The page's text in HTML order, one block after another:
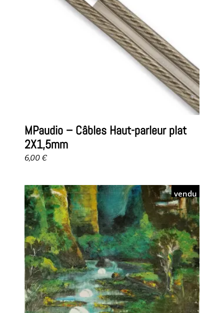
lire la suite
MPaudio – Câbles Haut-parleur plat
2X1,5mm
6,00 €
vendu
lire la suite